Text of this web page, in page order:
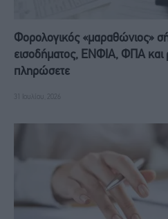
Φορολογικός «μαραθώνιος»
εισοδήματος, ΕΝΦΙΑ, ΦΠΑ και
πληρώσετε
31 Ιουλίου, 2026